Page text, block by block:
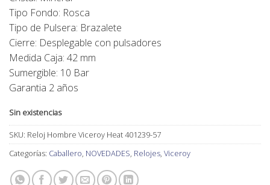
Tipo Fondo: Rosca
Tipo de Pulsera: Brazalete
Cierre: Desplegable con pulsadores
Medida Caja: 42 mm
Sumergible: 10 Bar
Garantia 2 años
Sin existencias
SKU: Reloj Hombre Viceroy Heat 401239-57
Categorías: Caballero, NOVEDADES, Relojes, Viceroy